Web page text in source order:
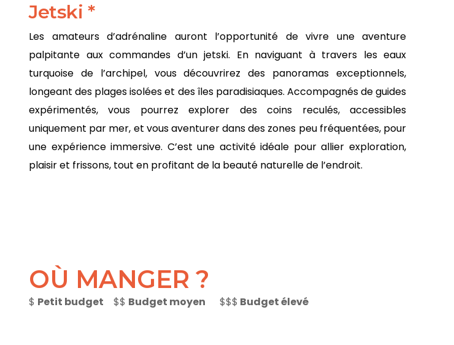
Jetski *
Les amateurs d’adrénaline auront l’opportunité de vivre une aventure
palpitante aux commandes d’un jetski. En naviguant à travers les eaux
turquoise de l’archipel, vous découvrirez des panoramas exceptionnels,
longeant des plages isolées et des îles paradisiaques. Accompagnés de guides
expérimentés, vous pourrez explorer des coins reculés, accessibles
uniquement par mer, et vous aventurer dans des zones peu fréquentées, pour
une expérience immersive. C’est une activité idéale pour allier exploration,
plaisir et frissons, tout en profitant de la beauté naturelle de l’endroit.
OÙ MANGER ?
$ Petit budget $$ Budget moyen $$$ Budget élevé